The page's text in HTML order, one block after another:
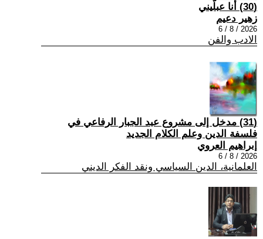
(30) أنا عبلّيني
زهير دعيم
2026 / 8 / 6
الادب والفن
(31) مدخل إلى مشروع عبد الجبار الرفاعي في
فلسفة الدين وعلم الكلام الجديد
إبراهيم العروي
2026 / 8 / 6
العلمانية، الدين السياسي ونقد الفكر الديني